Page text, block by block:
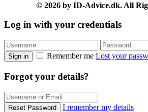
© 2026 by ID-Advice.dk. All
Log in with your credentials
Sign in Remember me Lost your
Forgot your details?
Reset Password I remember my details